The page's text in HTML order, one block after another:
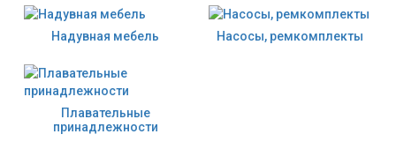
Надувная мебель Насосы, ремкомплекты
Плавательные
принадлежности